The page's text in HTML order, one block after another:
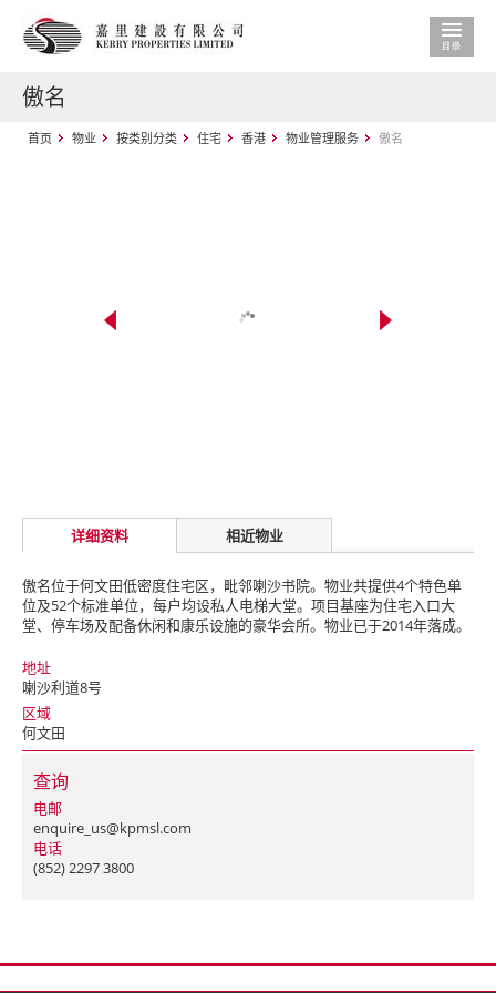
傲名
首页 物业 按类别分类 住宅 香港 物业管理服务 傲名
详细资料 相近物业
傲名位于何文田低密度住宅区，毗邻喇沙书院。物业共提供4个特色单
位及52个标准单位，每户均设私人电梯大堂。项目基座为住宅入口大
堂、停车场及配备休闲和康乐设施的豪华会所。物业已于2014年落成。
地址
喇沙利道8号
区域
何文田
查询
电邮
enquire_us@kpmsl.com
电话
(852) 2297 3800